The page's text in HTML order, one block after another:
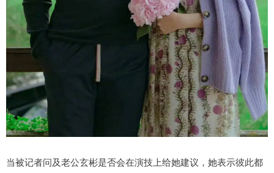
当被记者问及老公玄彬是否会在演技上给她建议，她表示彼此都